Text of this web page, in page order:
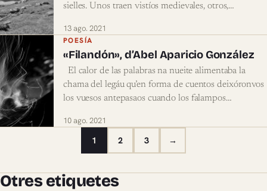
sielles. Unos traen vistíos medievales, otros,…
13 ago. 2021
POESÍA
«Filandón», d’Abel Aparicio González
El calor de las palabras na nueite alimentaba la
chama del legáu qu’en forma de cuentos deixóronvos
los vuesos antepasaos cuando los falampos…
10 ago. 2021
1 2 3 →
Otres etiquetes